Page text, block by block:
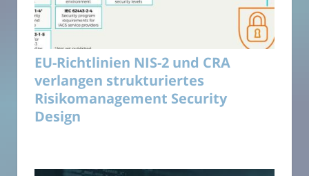
EU-Richtlinien NIS-2 und CRA
verlangen strukturiertes
Risikomanagement Security
Design